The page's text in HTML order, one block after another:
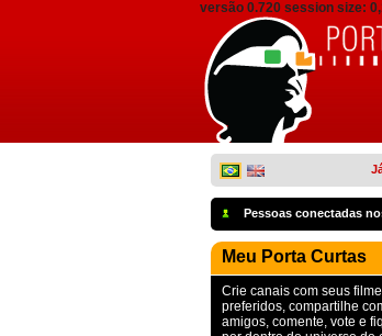
versão 0.720 session size:
Pessoas conectadas
Meu Porta Curtas
Crie canais com seus
preferidos, compartilhe
amigos, comente, vote e